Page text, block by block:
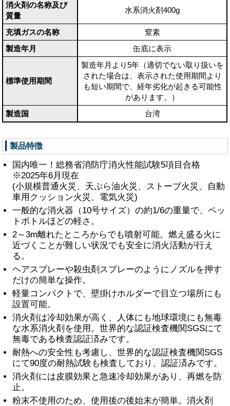
消火剤の名称及び
質量
水系消火剤400g
充填ガスの名称
窒素
製造年月
缶底に表示
標準使用期間
製造年月より5年（適切でない取り扱いを
された場合は、表示された使用期間より
も短い期間で、経年劣化が起きる可能性
があります。）
製造国
台湾
製品特徴
国内唯一！総務省消防庁消火性能試験5項目合格
※2025年6月現在
(小規模普通火災、天ぷら油火災、ストーブ火災、自動
車用クッション火災、電気火災)
一般的な消火器（10号サイズ）の約1/6の重量で、ペッ
トボトルほどの軽さ。
2～3m離れたところからでも噴射可能。燃え盛る火に
近づくことが難しい状況でも安全に消火活動が行え
る。
ヘアスプレーや殺虫剤スプレーのようにノズルを押す
だけの簡単な操作。
軽量コンパクトで、壁掛けホルダーで目立つ場所にも
設置可能。
消火剤は冷却効果が高く、人体にも地球環境にも無毒
な水系消火剤を使用。世界的な認証検査機関SGSにて
無毒である検査認証済みです。
耐熱への安全性も考慮し、世界的な認証検査機関SGS
にて90度の耐熱試験も検査しており、認証済みです。
消火剤には皮膜効果と急速冷却効果があり、再燃を防
止。
粉末不使用のため、使用後の後始末が簡単。消火剤